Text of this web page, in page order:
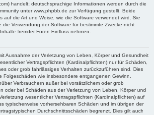
handelt; deutschsprachige Informationen werden durch die
unter www.phpbb.de zur Verfügung gestellt. Beide
auf die Art und Weise, wie die Software verwendet wird. Sie
die Verwendung der Software für bestimmte Zwecke nicht
fremder Foren Einfluss nehmen.
Ausnahme der Verletzung von Leben, Körper und Gesundheit
Vertragspflichten (Kardinalpflichten) nur für Schäden,
oder grob fahrlässiges Verhalten zurückzuführen sind. Dies
Folgeschäden wie insbesondere entgangenen Gewinn.
Verbrauchern außer bei vorsätzlichem oder grob
oder bei Schäden aus der Verletzung von Leben, Körper und
wesentlicher Vertragspflichten (Kardinalpflichten) auf
typischerweise vorhersehbaren Schäden und im übrigen der
Durchschnittsschäden begrenzt. Dies gilt auch